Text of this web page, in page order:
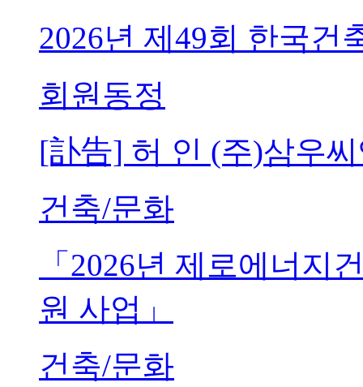
2026년 제49회 한국건
회원동정
[訃告] 허 인 (주)삼우
건축/문화
「2026년 제로에너지
원 사업」
건축/문화